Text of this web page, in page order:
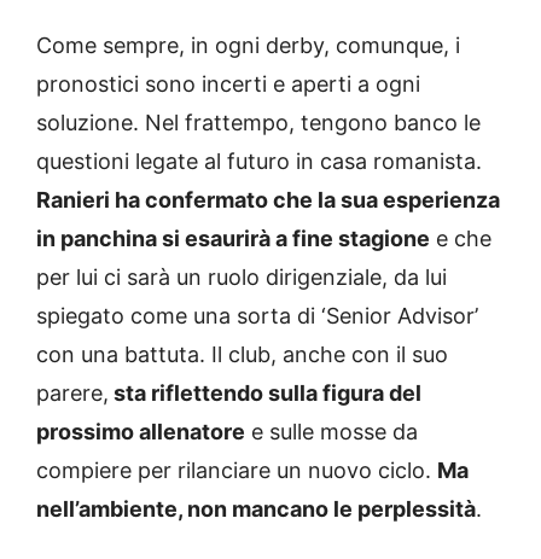
Come sempre, in ogni derby, comunque, i
pronostici sono incerti e aperti a ogni
soluzione. Nel frattempo, tengono banco le
questioni legate al futuro in casa romanista.
Ranieri ha confermato che la sua esperienza
in panchina si esaurirà a fine stagione e che
per lui ci sarà un ruolo dirigenziale, da lui
spiegato come una sorta di ‘Senior Advisor’
con una battuta. Il club, anche con il suo
parere, sta riflettendo sulla figura del
prossimo allenatore e sulle mosse da
compiere per rilanciare un nuovo ciclo. Ma
nell’ambiente, non mancano le perplessità.